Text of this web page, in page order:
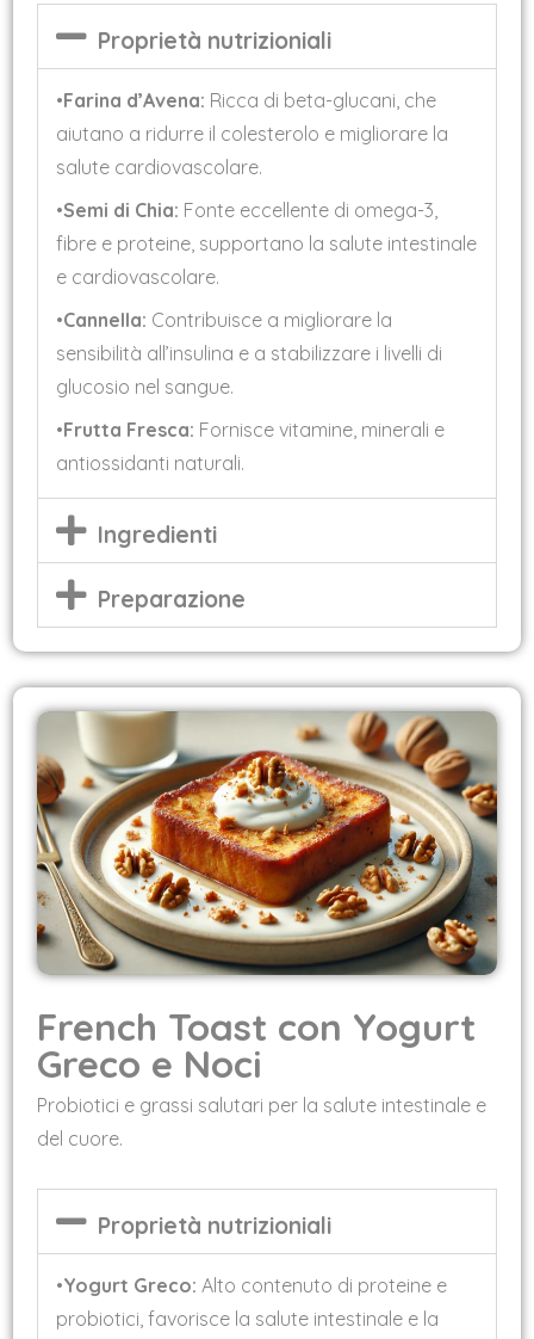
Proprietà nutrizioniali
•Farina d’Avena: Ricca di beta-glucani, che
aiutano a ridurre il colesterolo e migliorare la
salute cardiovascolare.
•Semi di Chia: Fonte eccellente di omega-3,
fibre e proteine, supportano la salute intestinale
e cardiovascolare.
•Cannella: Contribuisce a migliorare la
sensibilità all’insulina e a stabilizzare i livelli di
glucosio nel sangue.
•Frutta Fresca: Fornisce vitamine, minerali e
antiossidanti naturali.
Ingredienti
Preparazione
French Toast con Yogurt
Greco e Noci
Probiotici e grassi salutari per la salute intestinale e
del cuore.
Proprietà nutrizioniali
•Yogurt Greco: Alto contenuto di proteine e
probiotici, favorisce la salute intestinale e la